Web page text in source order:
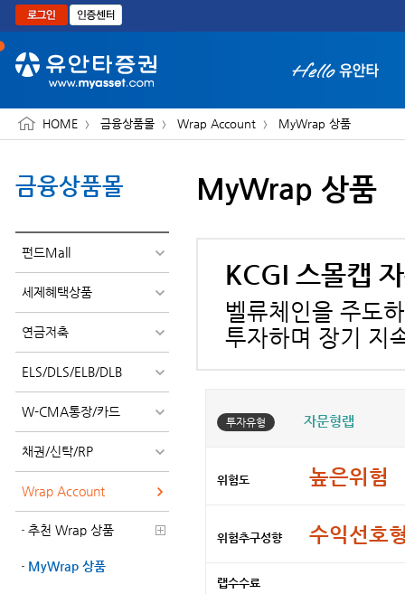
본문으로 바로가기
HOME 금융상품몰 Wrap Account MyWrap 상품
금융상품몰
펀드Mall
세제혜택상품
연금저축
ELS/DLS/ELB/DLB
W-CMA통장/카드
채권/신탁/RP
Wrap Account
추천 Wrap 상품
MyWrap 상품
MyWrap 상품
KCGI 스몰캡
벨류체인을 주도
투자하며 장기 지
투자유형 자문형랩
위험도 높은위험
위험추구성향 수익선호
랩수수료